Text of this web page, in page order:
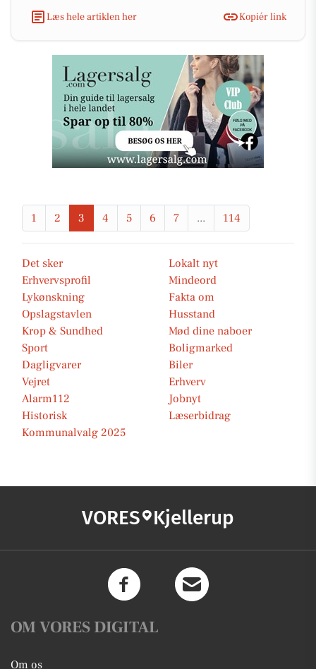
Læs hele artiklen her
Kopiér link
1 2 3 4 5 6 7 ... 114
Det sker
Lokalt nyt
Erhvervsprofil
Mindeord
Lykønskning
Fakta om
Opslagstavlen
Husstand
Krop & Sundhed
Mød dine naboer
Sport
Boligmarked
Dagligvarer
Biler
Vejret
Erhverv
Alarm112
Jobnyt
Historisk
Læserbidrag
Kommunalvalg 2025
VORES Kjellerup
OM VORES DIGITAL
Om os